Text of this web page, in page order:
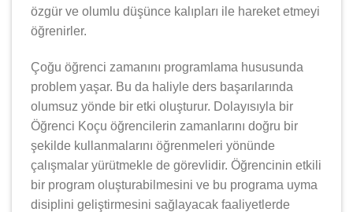
özgür ve olumlu düşünce kalıpları ile hareket etmeyi
öğrenirler.
Çoğu öğrenci zamanını programlama hususunda
problem yaşar. Bu da haliyle ders başarılarında
olumsuz yönde bir etki oluşturur. Dolayısıyla bir
Öğrenci Koçu öğrencilerin zamanlarını doğru bir
şekilde kullanmalarını öğrenmeleri yönünde
çalışmalar yürütmekle de görevlidir. Öğrencinin etkili
bir program oluşturabilmesini ve bu programa uyma
disiplini geliştirmesini sağlayacak faaliyetlerde